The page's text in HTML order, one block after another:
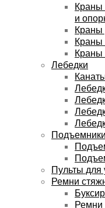
Краны
и
Краны
Краны
Краны
Лебедки
Подъемники
Пульты для
Ремни
Ремни